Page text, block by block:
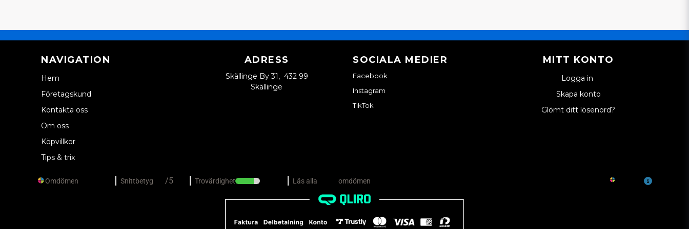
NAVIGATION
Hem
Företagskund
Kontakta oss
Om oss
Köpvillkor
Tips & trix
ADRESS
Skällinge By 31, 432 99
Skällinge
SOCIALA MEDIER
Facebook
Instagram
TikTok
MITT KONTO
Logga in
Skapa konto
Glömt ditt lösenord?